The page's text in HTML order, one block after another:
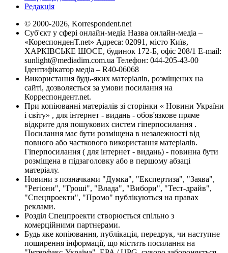
Редакція
© 2000-2026, Korrespondent.net
Суб'єкт у сфері онлайн-медіа Назва онлайн-медіа –
«КореспонденТ.net» Адреса: 02091, місто Київ,
ХАРКІВСЬКЕ ШОСЕ, будинок 172-Б, офіс 208/1 E-mail:
sunlight@mediadim.com.ua Телефон: 044-205-43-00
Ідентифікатор медіа – R40-06068
Використання будь-яких матеріалів, розміщених на
сайті, дозволяється за умови посилання на
Корреспондент.net.
При копіюванні матеріалів зі сторінки « Новини України
і світу» , для інтернет - видань - обов'язкове пряме
відкрите для пошукових систем гіперпосилання .
Посилання має бути розміщена в незалежності від
повного або часткового використання матеріалів.
Гіперпосилання ( для інтернет - видань) - повинна бути
розміщена в підзаголовку або в першому абзаці
матеріалу.
Новини з позначками "Думка", "Експертиза", "Заява",
"Регіони", "Гроші", "Влада", "Вибори", "Тест-драйв",
"Спецпроекти", "Промо" публікуються на правах
реклами.
Розділ Спецпроекти створюється спільно з
комерційними партнерами.
Будь яке копіювання, публікація, передрук, чи наступне
поширення інформації, що містить посилання на